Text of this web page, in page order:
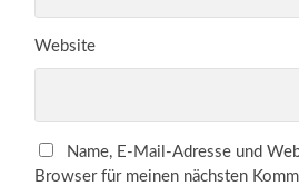
Website
Name, E-Mail-Adresse und
Browser für meinen nächsten